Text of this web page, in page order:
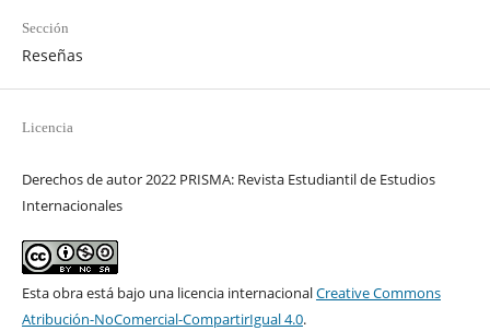
Sección
Reseñas
Licencia
Derechos de autor 2022 PRISMA: Revista Estudiantil de Estudios
Internacionales
Esta obra está bajo una licencia internacionalCreative Commons
Atribución-NoComercial-CompartirIgual 4.0.